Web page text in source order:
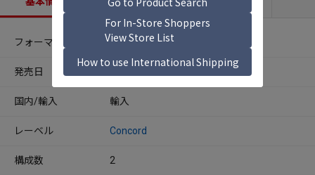
フォーマット CDアルバム
発売日
国内/輸入 輸入
レーベル Concord
構成数 2